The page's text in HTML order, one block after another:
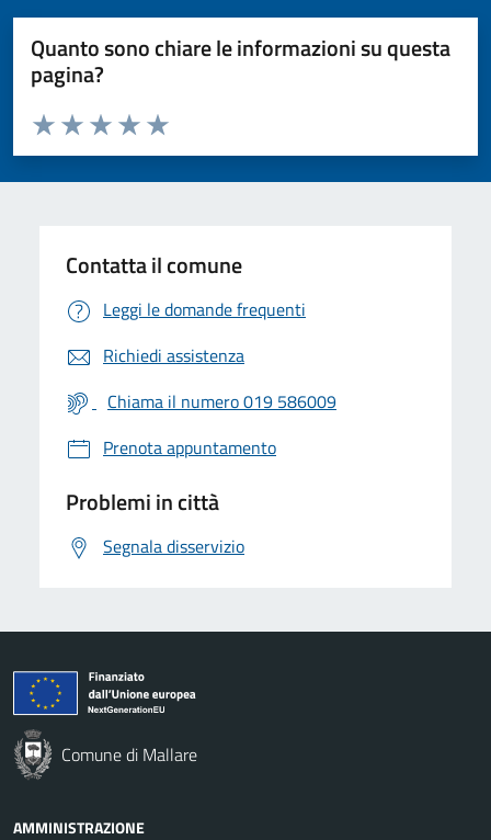
Quanto sono chiare le informazioni su questa
pagina?
Valuta da 1 a 5 stelle la pagina
Valuta 5 stelle su 5
Valuta 4 stelle su 5
Valuta 3 stelle su 5
Valuta 2 stelle su 5
Valuta 1 stelle su 5
Contatta il comune
Leggi le domande frequenti
Richiedi assistenza
Chiama il numero 019 586009
Prenota appuntamento
Problemi in città
Segnala disservizio
Comune di Mallare
AMMINISTRAZIONE